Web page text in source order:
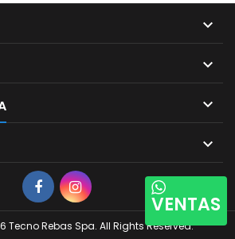




Tecno Rebas Spa. All Rights Reserved.
VENTAS